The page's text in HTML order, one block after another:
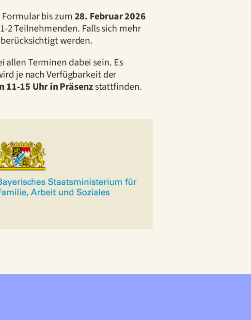
bis zum 28. Februar 2026
2 Teilnehmenden. Falls sich mehr
werden.
allen Terminen dabei sein. Es
je nach Verfügbarkeit der
11-15 Uhr in Präsenzstattfinden.